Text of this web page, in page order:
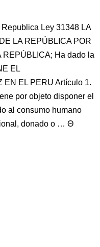
Ley 31348 LA
LA REPÚBLICA POR
REPÚBLICA; Ha dado la
EL
EN EL PERU Artículo 1.
por objeto disponer el
al consumo humano
donado o …